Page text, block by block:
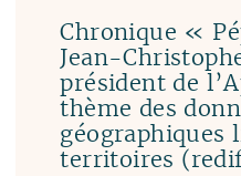
Chronique «
Jean-
président de
thème des
géographiques
territoires